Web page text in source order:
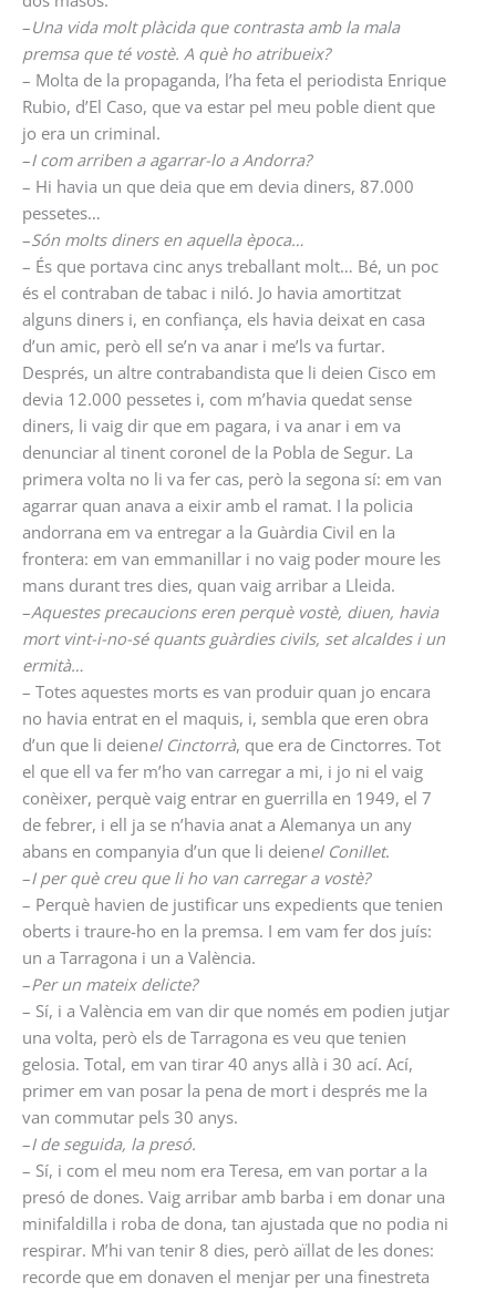
–Una vida molt plàcida que contrasta amb la mala
premsa que té vostè. A què ho atribueix?
– Molta de la propaganda, l’ha feta el periodista Enrique
Rubio, d’El Caso, que va estar pel meu poble dient que
jo era un criminal.
–I com arriben a agarrar-lo a Andorra?
– Hi havia un que deia que em devia diners, 87.000
pessetes…
–Són molts diners en aquella època…
– És que portava cinc anys treballant molt… Bé, un poc
és el contraban de tabac i niló. Jo havia amortitzat
alguns diners i, en confiança, els havia deixat en casa
d’un amic, però ell se’n va anar i me’ls va furtar.
Després, un altre contrabandista que li deien Cisco em
devia 12.000 pessetes i, com m’havia quedat sense
diners, li vaig dir que em pagara, i va anar i em va
denunciar al tinent coronel de la Pobla de Segur. La
primera volta no li va fer cas, però la segona sí: em van
agarrar quan anava a eixir amb el ramat. I la policia
andorrana em va entregar a la Guàrdia Civil en la
frontera: em van emmanillar i no vaig poder moure les
mans durant tres dies, quan vaig arribar a Lleida.
–Aquestes precaucions eren perquè vostè, diuen, havia
mort vint-i-no-sé quants guàrdies civils, set alcaldes i un
ermità…
– Totes aquestes morts es van produir quan jo encara
no havia entrat en el maquis, i, sembla que eren obra
d’un que li deienel Cinctorrà, que era de Cinctorres. Tot
el que ell va fer m’ho van carregar a mi, i jo ni el vaig
conèixer, perquè vaig entrar en guerrilla en 1949, el 7
de febrer, i ell ja se n’havia anat a Alemanya un any
abans en companyia d’un que li deienel Conillet.
–I per què creu que li ho van carregar a vostè?
– Perquè havien de justificar uns expedients que tenien
oberts i traure-ho en la premsa. I em vam fer dos juís:
un a Tarragona i un a València.
–Per un mateix delicte?
– Sí, i a València em van dir que només em podien jutjar
una volta, però els de Tarragona es veu que tenien
gelosia. Total, em van tirar 40 anys allà i 30 ací. Ací,
primer em van posar la pena de mort i després me la
van commutar pels 30 anys.
–I de seguida, la presó.
– Sí, i com el meu nom era Teresa, em van portar a la
presó de dones. Vaig arribar amb barba i em donar una
minifaldilla i roba de dona, tan ajustada que no podia ni
respirar. M’hi van tenir 8 dies, però aïllat de les dones:
recorde que em donaven el menjar per una finestreta